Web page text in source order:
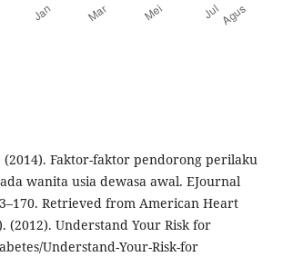
Faktor-faktor pendorong perilaku
wanita usia dewasa awal. EJournal
Retrieved from American Heart
(2012). Understand Your Risk for
Understand-Your-Risk-for